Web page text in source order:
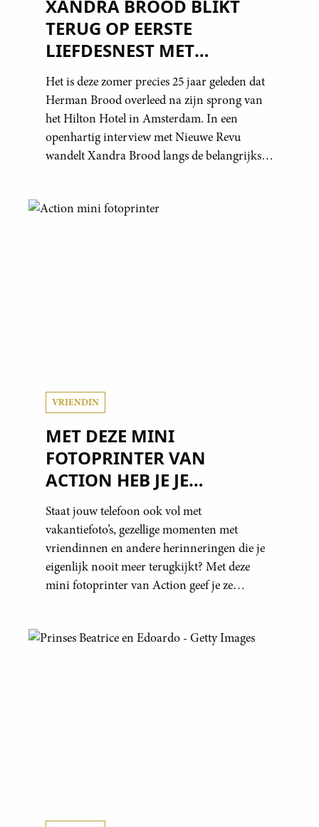
XANDRA BROOD BLIKT
TERUG OP EERSTE
LIEFDESNEST MET
HERMAN BROOD: “HIER IS
LOLA GEBOREN”
Het is deze zomer precies 25 jaar geleden dat
Herman Brood overleed na zijn sprong van
het Hilton Hotel in Amsterdam. In een
openhartig interview met Nieuwe Revu
wandelt Xandra Brood langs de belangrijkste
Leidsedwarsstraat roept een stortvloed aan
VRIENDIN
MET DEZE MINI
FOTOPRINTER VAN
ACTION HEB JE JE
FAVORIETE FOTO’S
BINNEN ÉÉN MINUUT IN
HANDEN
Staat jouw telefoon ook vol met
vakantiefoto’s, gezellige momenten met
vriendinnen en andere herinneringen die je
eigenlijk nooit meer terugkijkt? Met deze
mini fotoprinter van Action geef je ze
al in handen.